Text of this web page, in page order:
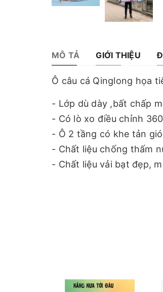
MÔ TẢ GIỚI THIỆU
Ô câu cá Qinglong họa
- Lớp dù dày ,bất chấp
- Có lò xo điều chỉnh
- Ô 2 tầng có khe tản
- Chất liệu chống thấm
- Chất liệu vải bạt đẹp,